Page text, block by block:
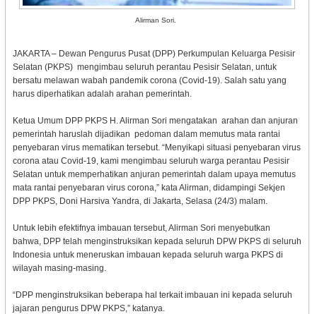
Alirman Sori.
JAKARTA – Dewan Pengurus Pusat (DPP) Perkumpulan Keluarga Pesisir
Selatan (PKPS) mengimbau seluruh perantau Pesisir Selatan, untuk
bersatu melawan wabah pandemik corona (Covid-19). Salah satu yang
harus diperhatikan adalah arahan pemerintah.
Ketua Umum DPP PKPS H. Alirman Sori mengatakan arahan dan anjuran
pemerintah haruslah dijadikan pedoman dalam memutus mata rantai
penyebaran virus mematikan tersebut. “Menyikapi situasi penyebaran virus
corona atau Covid-19, kami mengimbau seluruh warga perantau Pesisir
Selatan untuk memperhatikan anjuran pemerintah dalam upaya memutus
mata rantai penyebaran virus corona,” kata Alirman, didampingi Sekjen
DPP PKPS, Doni Harsiva Yandra, di Jakarta, Selasa (24/3) malam.
Untuk lebih efektifnya imbauan tersebut, Alirman Sori menyebutkan
bahwa, DPP telah menginstruksikan kepada seluruh DPW PKPS di seluruh
Indonesia untuk meneruskan imbauan kepada seluruh warga PKPS di
wilayah masing-masing.
“DPP menginstruksikan beberapa hal terkait imbauan ini kepada seluruh
jajaran pengurus DPW PKPS,” katanya.